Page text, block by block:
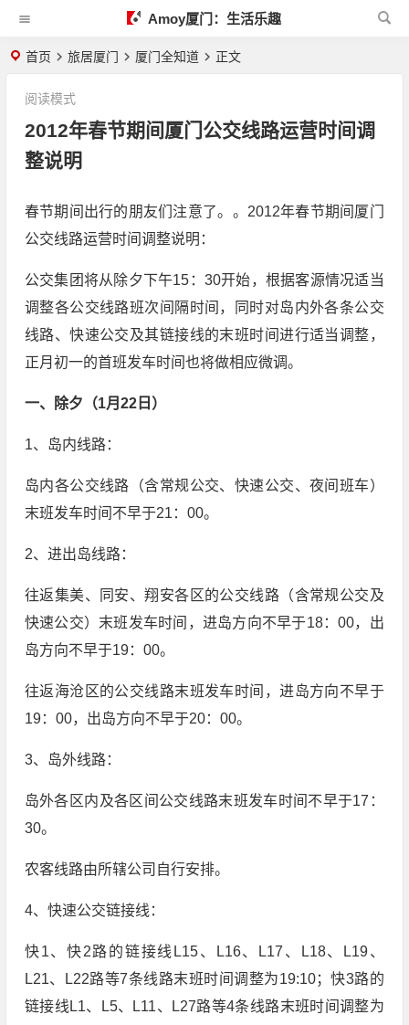
Amoy厦门：生活乐趣
首页 旅居厦门 厦门全知道 正文
2012年春节期间厦门公交线路运营时间调
整说明
阅读模式
春节期间出行的朋友们注意了。。2012年春节期间厦门
公交线路运营时间调整说明：
公交集团将从除夕下午15：30开始，根据客源情况适当
调整各公交线路班次间隔时间，同时对岛内外各条公交
线路、快速公交及其链接线的末班时间进行适当调整，
正月初一的首班发车时间也将做相应微调。
一、除夕（1月22日）
1、岛内线路：
岛内各公交线路（含常规公交、快速公交、夜间班车）
末班发车时间不早于21：00。
2、进出岛线路：
往返集美、同安、翔安各区的公交线路（含常规公交及
快速公交）末班发车时间，进岛方向不早于18：00，出
岛方向不早于19：00。
往返海沧区的公交线路末班发车时间，进岛方向不早于
19：00，出岛方向不早于20：00。
3、岛外线路：
岛外各区内及各区间公交线路末班发车时间不早于17：
30。
农客线路由所辖公司自行安排。
4、快速公交链接线：
快1、快2路的链接线L15、L16、L17、L18、L19、
L21、L22路等7条线路末班时间调整为19:10；快3路的
链接线L1、L5、L11、L27路等4条线路末班时间调整为